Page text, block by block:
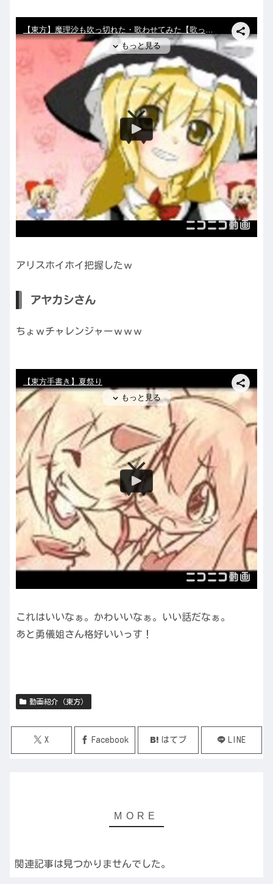
アリスホイホイ把握したｗ
アヤカシさん
ちょｗチャレンジャーｗｗｗ
これはいいなぁ。かわいいなぁ。いい話だなぁ。
あと勇儀姐さん格好いいっす！
動画紹介（東方）
X Facebook はてブ LINE
関連記事は見つかりませんでした。